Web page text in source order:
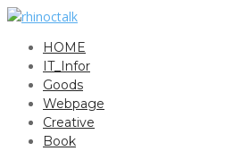
Skip
content
rhinoctalk
라이노씨의 IT 이야기
HOME
IT_Infor
Goods
Webpage
Creative
Book